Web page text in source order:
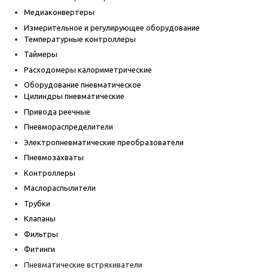
Медиаконвертеры
Измерительное и регулирующее оборудование
Температурные контроллеры
Таймеры
Расходомеры калориметрические
Оборудование пневматическое
Цилиндры пневматические
Привода реечные
Пневмораспределители
Электропневматические преобразователи
Пневмозахваты
Контроллеры
Маслораспылители
Трубки
Клапаны
Фильтры
Фитинги
Пневматические встряхиватели